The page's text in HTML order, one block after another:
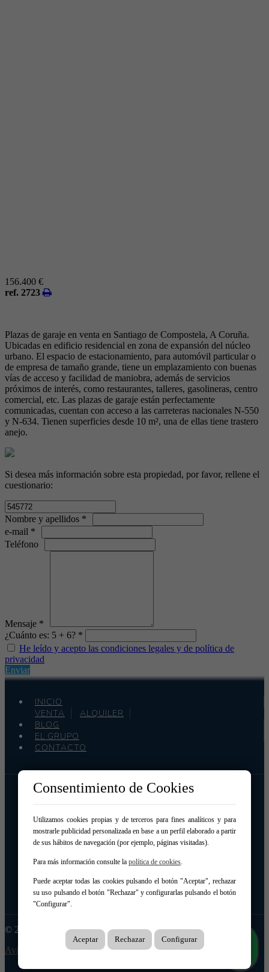
156.400 €
ref. 2723
Plazas de garaje en venta en Santiago de Compostela, A Coruña.
Ubicadas en edificio residencial en zona de expansión del núcleo
urbano. El espacio de estacionamiento, para automóvil particular o
de empresa de tamaño grande, tiene un emplazamiento con buenas
vías de acceso y facilidad de maniobra, además de servicios
próximos de interés, como restaurantes, talleres, gasolineras, centro
comercial, etc. Las plazas de garaje están perfectamente
comunicadas, cuentan con acceso a las carreteras nacionales N-550
y N-634. Tienen superficies desde 10 m², una de ellas tiene trastero
anejo.
Si desea más información sobre esta propiedad, por favor, rellene el
cuestionario:
Nombre y apellidos *
e-mail *
Teléfono
Mensaje *
¿Cuánto es: 5 + 6? *
He leído y acepto las condiciones legales y de política de
privacidad
Enviar
INICIO
VENTA
ALQUILER
BLOG
EL GRUPO
CONTACTO
15008 – A Coruña
981 221 180-
© 2026 Grupo Acredita
Aviso legal
Protección de datos|Cookies|Creado con Mobilia
Consentimiento de Cookies
Utilizamos cookies propias y de terceros para fines analíticos y para
mostrarle publicidad personalizada en base a un perfil elaborado a partir
de sus hábitos de navegación (por ejemplo, páginas visitadas).
Para más información consulte la política de cookies.
Puede aceptar todas las cookies pulsando el botón "Aceptar", rechazar
su uso pulsando el botón "Rechazar" y configurarlas pulsando el botón
"Configurar".
Aceptar Rechazar Configurar